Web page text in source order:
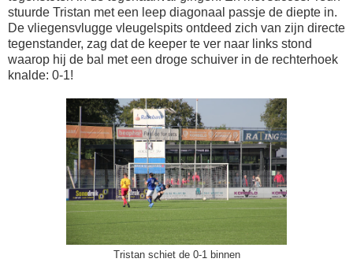
stuurde Tristan met een leep diagonaal passje de diepte in.
De vliegensvlugge vleugelspits ontdeed zich van zijn directe
tegenstander, zag dat de keeper te ver naar links stond
waarop hij de bal met een droge schuiver in de rechterhoek
knalde: 0-1!
Tristan schiet de 0-1 binnen